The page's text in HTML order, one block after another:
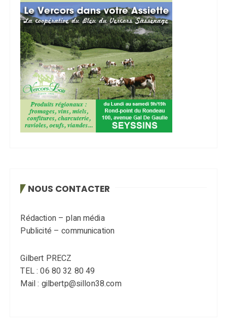
NOUS CONTACTER
Rédaction – plan média
Publicité – communication
Gilbert PRECZ
TEL : 06 80 32 80 49
Mail : gilbertp@sillon38.com